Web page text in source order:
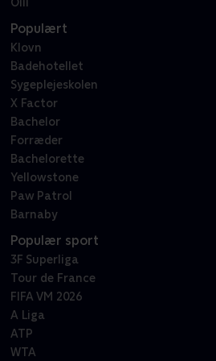
Oiii
Populært
Klovn
Badehotellet
Sygeplejeskolen
X Factor
Bachelor
Forræder
Bachelorette
Yellowstone
Paw Patrol
Barnaby
Populær sport
3F Superliga
Tour de France
FIFA VM 2026
A Liga
ATP
WTA